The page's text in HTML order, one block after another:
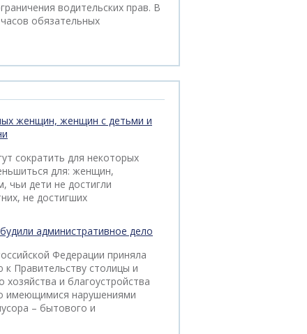
водительских прав. В
обязательных
женщин, женщин с детьми и
сократить для некоторых
для: женщин,
дети не достигли
не достигших
административное дело
Федерации приняла
Правительству столицы и
и благоустройства
имеющимися нарушениями
– бытового и